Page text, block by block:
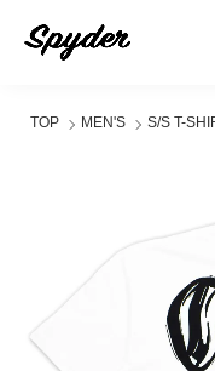
TOP MEN'S S/S T-